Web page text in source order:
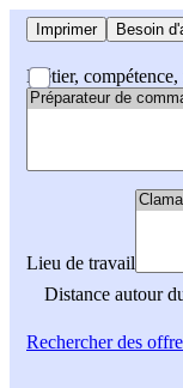
Imprimer Besoin
Métier,
Lieu de travail
Distance autour
Rechercherdes